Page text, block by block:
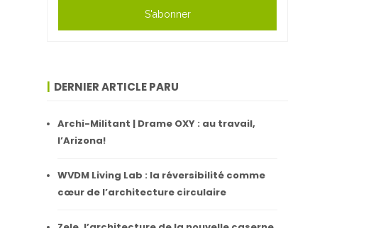
S'abonner
DERNIER ARTICLE PARU
Archi-Militant | Drame OXY : au travail,
l’Arizona!
WVDM Living Lab : la réversibilité comme
cœur de l’architecture circulaire